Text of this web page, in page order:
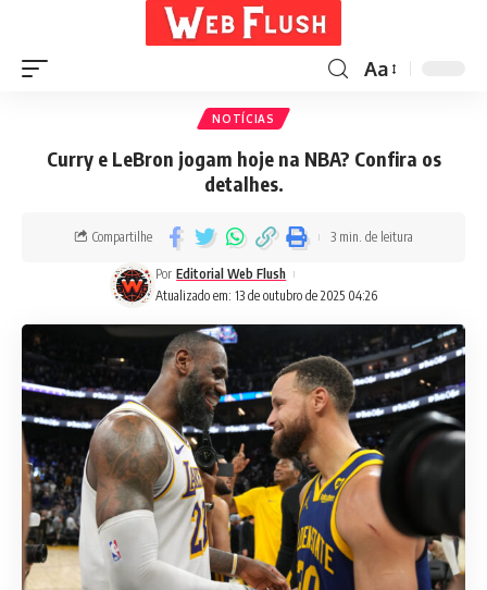
Aa
NOTÍCIAS
Curry e LeBron jogam hoje na NBA? Confira os
detalhes.
Atualizado em: 13 de outubro de 2025 04:26
Por Editorial Web Flush
Compartilhe 3 min. de leitura